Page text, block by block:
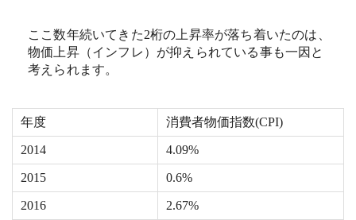
ここ数年続いてきた2桁の上昇率が落ち着いたのは、
物価上昇（インフレ）が抑えられている事も一因と
考えられます。
年度 消費者物価指数(CPI)
2014 4.09%
2015 0.6%
2016 2.67%